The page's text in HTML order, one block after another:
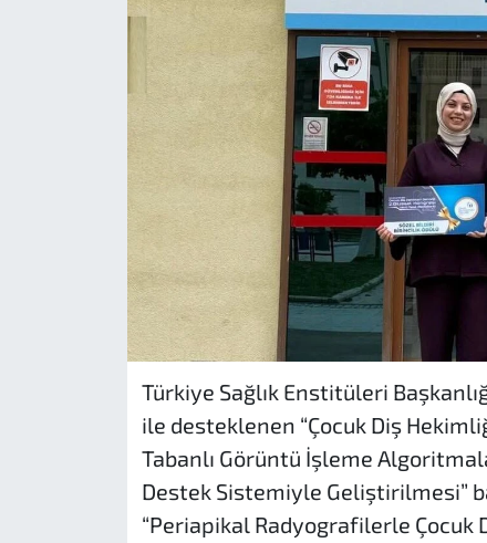
Türkiye Sağlık Enstitüleri
ile desteklenen “Çocuk Diş
Tabanlı Görüntü İşleme
Destek Sistemiyle Geliştirilmesi”
“Periapikal Radyografilerle Çocuk